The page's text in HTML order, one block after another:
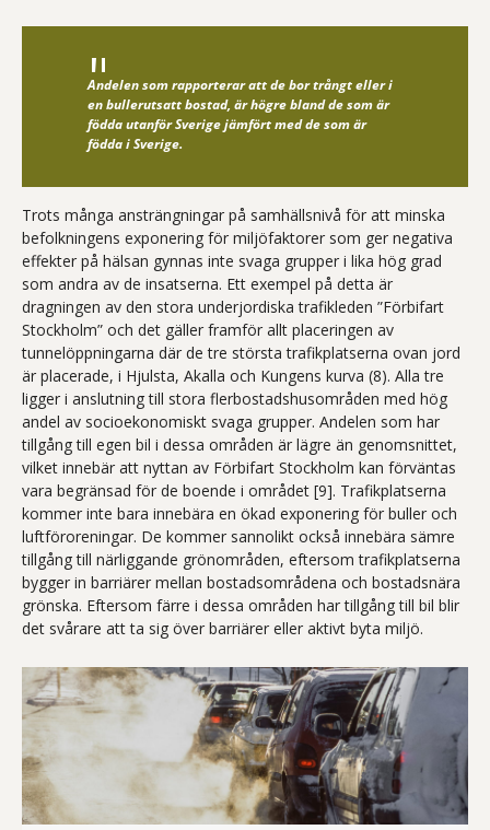
Andelen som rapporterar att de bor trångt eller i
en bullerutsatt bostad, är högre bland de som är
födda utanför Sverige jämfört med de som är
födda i Sverige.
Trots många ansträngningar på samhällsnivå för att minska
befolkningens exponering för miljöfaktorer som ger negativa
effekter på hälsan gynnas inte svaga grupper i lika hög grad
som andra av de insatserna. Ett exempel på detta är
dragningen av den stora underjordiska trafikleden ”Förbifart
Stockholm” och det gäller framför allt placeringen av
tunnelöppningarna där de tre största trafikplatserna ovan jord
är placerade, i Hjulsta, Akalla och Kungens kurva (8). Alla tre
ligger i anslutning till stora flerbostadshusområden med hög
andel av socioekonomiskt svaga grupper. Andelen som har
tillgång till egen bil i dessa områden är lägre än genomsnittet,
vilket innebär att nyttan av Förbifart Stockholm kan förväntas
vara begränsad för de boende i området [9]. Trafikplatserna
kommer inte bara innebära en ökad exponering för buller och
luftföroreningar. De kommer sannolikt också innebära sämre
tillgång till närliggande grönområden, eftersom trafikplatserna
bygger in barriärer mellan bostadsområdena och bostadsnära
grönska. Eftersom färre i dessa områden har tillgång till bil blir
det svårare att ta sig över barriärer eller aktivt byta miljö.